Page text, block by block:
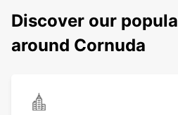
Discover our
around Cornuda